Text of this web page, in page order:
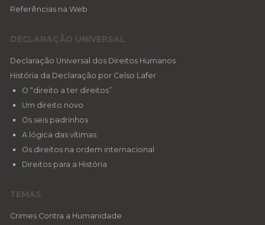
Referências na Web
DECLARAÇÃO UNIVERSAL
Declaração Universal dos Direitos Humanos
História da Declaração por Celso Lafer
O “direito a ter direitos”
Um direito novo
Os seis padrinhos
A lógica das vítimas
Os direitos na ordem internacional
Direitos para a História
TEMAS
Crimes Contra a Humanidade